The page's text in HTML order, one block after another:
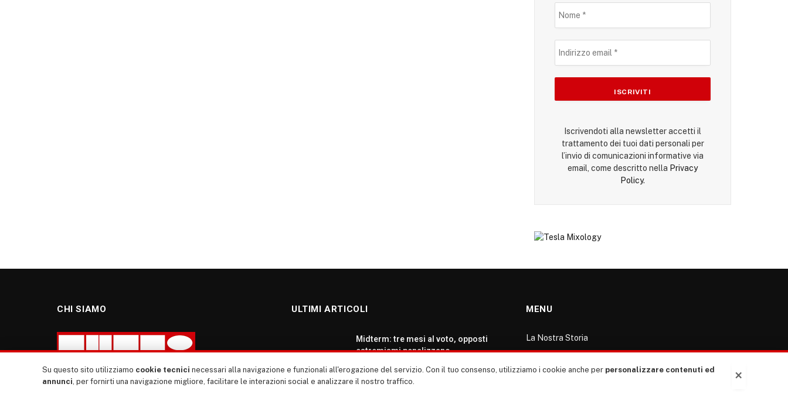
Iscrivendoti alla newsletter accetti il
trattamento dei tuoi dati personali per
l’invio di comunicazioni informative via
email, come descritto nella Privacy
Policy.
CHI SIAMO ULTIMI ARTICOLI
Midterm: tre mesi al voto, opposti
estremismi penalizzano
AGOSTO 5, 2026
MENU
La Nostra Storia
ventitrenta
×
Su questo sito utilizziamo cookie tecnici necessari alla navigazione e funzionali all'erogazione del servizio. Con il tuo consenso, utilizziamo i cookie anche per personalizzare contenuti ed
annunci, per fornirti una navigazione migliore, facilitare le interazioni social e analizzare il nostro traffico.